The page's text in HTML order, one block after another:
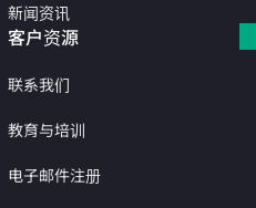
新闻资讯
客户资源
联系我们
教育与培训
电子邮件注册